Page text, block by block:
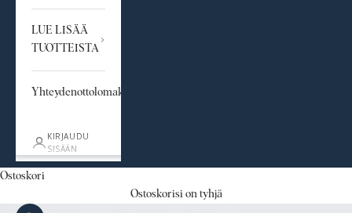
LUE LISÄÄ
TUOTTEISTA
Yhteydenottolomake
KIRJAUDU
SISÄÄN
Ostoskori
Ostoskorisi on tyhjä